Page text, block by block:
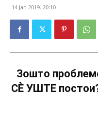
14 Jan 2019. 20:10
Зошто
СÈ УШТЕ